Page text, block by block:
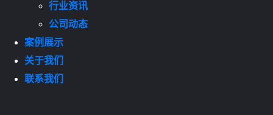
行业资讯
公司动态
案例展示
关于我们
联系我们